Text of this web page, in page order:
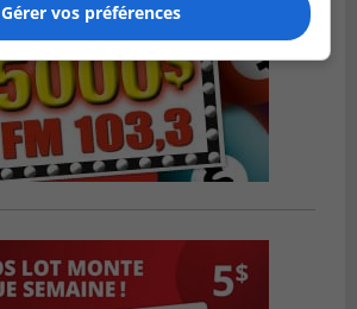
Gérer vos préférences